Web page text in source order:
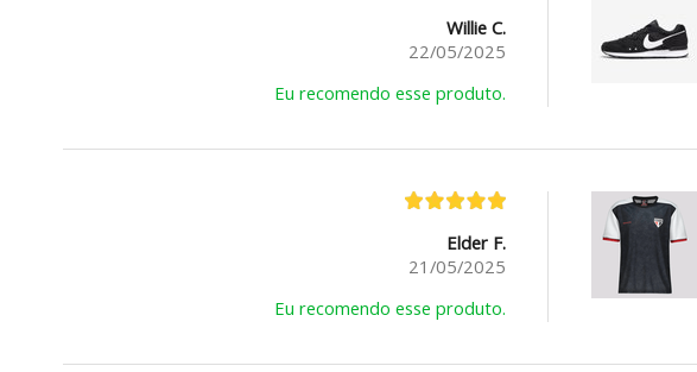
Willie C.
22/05/2025
Eu recomendo esse produto.
Elder F.
21/05/2025
Eu recomendo esse produto.